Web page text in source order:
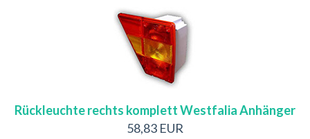
Rückleuchte rechts komplett Westfalia Anhänger
58,83 EUR